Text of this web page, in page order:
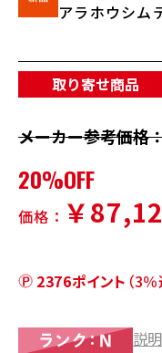
アラホウシム
取り寄せ商品
メーカー参考価格
20%OFF
価格： ￥
2376ポイント （3
説明